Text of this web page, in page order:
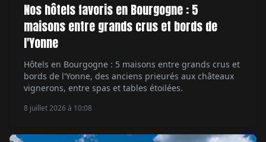
Nos hôtels favoris en Bourgogne : 5
maisons entre grands crus et bords de
l'Yonne
Hôtels en Bourgogne : 5 maisons entre grands crus et
bords de l'Yonne, des anciens prieurés aux châteaux
vignerons, entre spas et tables étoilées.
8 juillet 2026 à 10:08